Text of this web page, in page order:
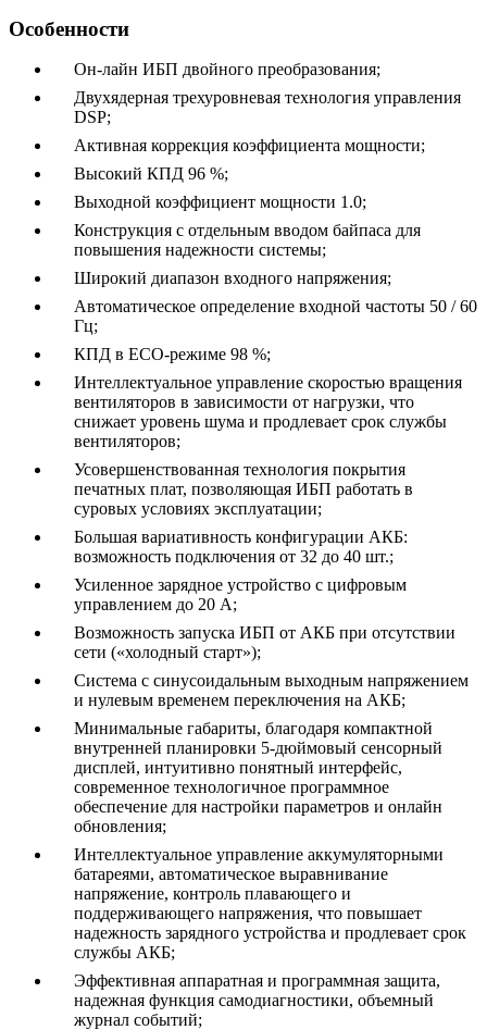
Особенности
Он-лайн ИБП двойного преобразования;
Двухядерная трехуровневая технология управления
DSP;
Активная коррекция коэффициента мощности;
Высокий КПД 96 %;
Выходной коэффициент мощности 1.0;
Конструкция с отдельным вводом байпаса для
повышения надежности системы;
Широкий диапазон входного напряжения;
Автоматическое определение входной частоты 50 / 60
Гц;
КПД в ECO-режиме 98 %;
Интеллектуальное управление скоростью вращения
вентиляторов в зависимости от нагрузки, что
снижает уровень шума и продлевает срок службы
вентиляторов;
Усовершенствованная технология покрытия
печатных плат, позволяющая ИБП работать в
суровых условиях эксплуатации;
Большая вариативность конфигурации АКБ:
возможность подключения от 32 до 40 шт.;
Усиленное зарядное устройство с цифровым
управлением до 20 А;
Возможность запуска ИБП от АКБ при отсутствии
сети («холодный старт»);
Система с синусоидальным выходным напряжением
и нулевым временем переключения на АКБ;
Минимальные габариты, благодаря компактной
внутренней планировки 5-дюймовый сенсорный
дисплей, интуитивно понятный интерфейс,
современное технологичное программное
обеспечение для настройки параметров и онлайн
обновления;
Интеллектуальное управление аккумуляторными
батареями, автоматическое выравнивание
напряжение, контроль плавающего и
поддерживающего напряжения, что повышает
надежность зарядного устройства и продлевает срок
службы АКБ;
Эффективная аппаратная и программная защита,
надежная функция самодиагностики, объемный
журнал событий;